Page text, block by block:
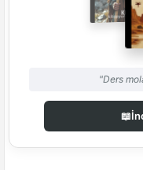
"Ders
📖